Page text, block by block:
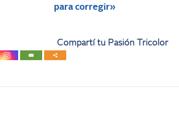
para corregir»
Compartí tu Pasión Tricolor